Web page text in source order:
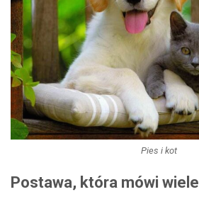
Pies i kot
Postawa, która mówi wiele